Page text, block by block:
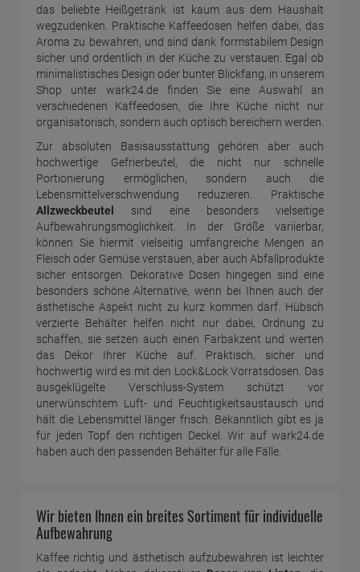
das beliebte Heißgetränk ist kaum aus dem Haushalt
wegzudenken. Praktische Kaffeedosen helfen dabei, das
Aroma zu bewahren, und sind dank formstabilem Design
sicher und ordentlich in der Küche zu verstauen. Egal ob
minimalistisches Design oder bunter Blickfang, in unserem
Shop unter wark24.de finden Sie eine Auswahl an
verschiedenen Kaffeedosen, die Ihre Küche nicht nur
organisatorisch, sondern auch optisch bereichern werden.
Zur absoluten Basisausstattung gehören aber auch
hochwertige Gefrierbeutel, die nicht nur schnelle
Portionierung ermöglichen, sondern auch die
Lebensmittelverschwendung reduzieren. Praktische
Allzweckbeutel
sind eine besonders vielseitige
Aufbewahrungsmöglichkeit. In der Größe variierbar,
können Sie hiermit vielseitig umfangreiche Mengen an
Fleisch oder Gemüse verstauen, aber auch Abfallprodukte
sicher entsorgen. Dekorative Dosen hingegen sind eine
besonders schöne Alternative, wenn bei Ihnen auch der
ästhetische Aspekt nicht zu kurz kommen darf. Hübsch
verzierte Behälter helfen nicht nur dabei, Ordnung zu
schaffen, sie setzen auch einen Farbakzent und werten
das Dekor Ihrer Küche auf. Praktisch, sicher und
hochwertig wird es mit den Lock&Lock Vorratsdosen. Das
ausgeklügelte Verschluss-System schützt vor
unerwünschtem Luft- und Feuchtigkeitsaustausch und
hält die Lebensmittel länger frisch. Bekanntlich gibt es ja
für jeden Topf den richtigen Deckel. Wir auf wark24.de
haben auch den passenden Behälter für alle Fälle.
Wir bieten Ihnen ein breites Sortiment für individuelle
Aufbewahrung
Kaffee richtig und ästhetisch aufzubewahren ist leichter